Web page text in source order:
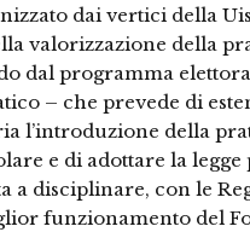
dai vertici della
valorizzazione della
dal programma
– che prevede di
l’introduzione della
e di adottare la legge
a disciplinare, con le
funzionamento del